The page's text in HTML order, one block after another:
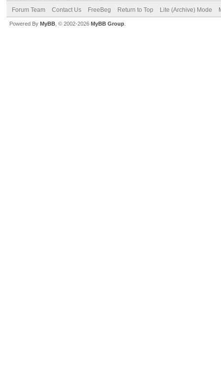
Forum Team Contact Us FreeBeg Return to Top Lite (Archive) Mode
Powered By MyBB , © 2002-2026 MyBB Group